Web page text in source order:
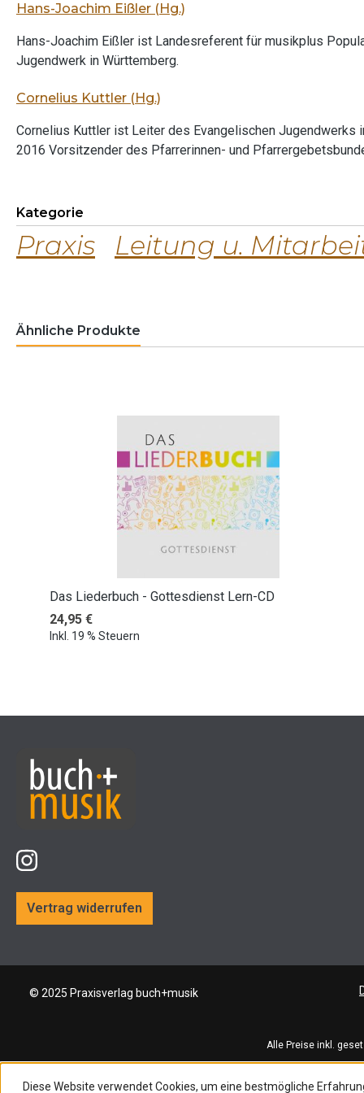
Hans-Joachim Eißler (Hg.)
Hans-Joachim Eißler ist Landesreferent für musikplus
Jugendwerk in Württemberg.
Cornelius Kuttler (Hg.)
Cornelius Kuttler ist Leiter des Evangelischen Jugendwerks
2016 Vorsitzender des Pfarrerinnen- und
Kategorie
Praxis Leitung u.
Ähnliche Produkte
Das Liederbuch - Gottesdienst Lern-CD
Regulärer Preis:
24,95 €
Inkl. 19 % Steuern
Vertrag widerrufen
© 2025 Praxisverlag buch+musik
Alle Preise inkl.
Diese Website verwendet Cookies, um eine bestmögliche